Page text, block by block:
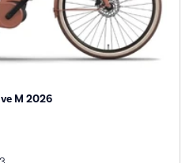
M 2026